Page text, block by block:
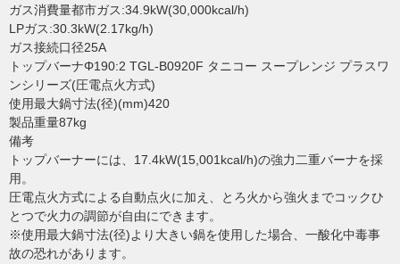
ガス消費量都市ガス:34.9kW(30,000kcal/h)
LPガス:30.3kW(2.17kg/h)
ガス接続口径25A
トップバーナΦ190:2 TGL-B0920F タニコー スープレンジ プラスワ
ンシリーズ(圧電点火方式)
使用最大鍋寸法(径)(mm)420
製品重量87kg
備考
トップバーナーには、17.4kW(15,001kcal/h)の強力二重バーナを採
用。
圧電点火方式による自動点火に加え、とろ火から強火までコックひ
とつで火力の調節が自由にできます。
※使用最大鍋寸法(径)より大きい鍋を使用した場合、一酸化中毒事
故の恐れがあります。